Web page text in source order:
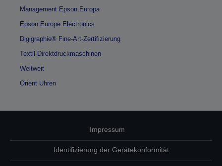
Management Epson Europa
Epson Europe Electronics
Digigraphie® Fine-Art-Zertifizierung
Textil-Direktdruckmaschinen
Weltweit
Orient Uhren
Impressum
Identifizierung der Gerätekonformität